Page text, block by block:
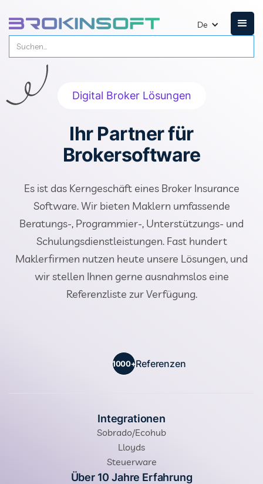
De
Digital Broker Lösungen
Ihr Partner für
Brokersoftware
Es ist das Kerngeschäft eines Broker Insurance
Software. Wir bieten Maklern umfassende
Beratungs-, Programmier-, Unterstützungs- und
Schulungsdienstleistungen. Fast hundert
Maklerfirmen nutzen heute unsere Lösungen, und
wir stellen Ihnen gerne ausnahmslos eine
Referenzliste zur Verfügung.
1000+Referenzen
Integrationen
Sobrado/Ecohub
Lloyds
Steuerware
Über 10 Jahre Erfahrung